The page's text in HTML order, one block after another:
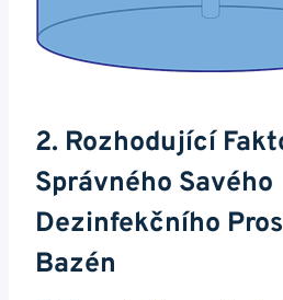
2. Rozhodující
Správného Savého
Dezinfekčního
Bazén